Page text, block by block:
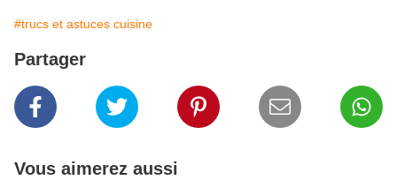
#trucs et astuces cuisine
Partager
Vous aimerez aussi